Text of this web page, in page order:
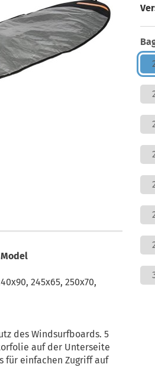
245x65, 250x70,
des Windsurfboards. 5
auf der Unterseite
für einfachen Zugriff auf